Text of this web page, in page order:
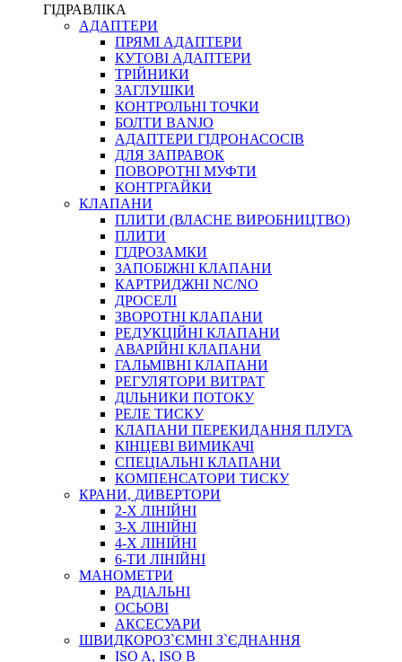
ФІТИНГИ ДІАГНОСТИЧНІ
АКСЕСУАРИ
ТРУБКИ ТА КОМПЛЕКТУЮЧІ
ФІТИНГИ ГІДРАВЛІЧНІ
ФІТИНГИ КОНДИЦІОНЕРНІ
ЗАХИСТ РУКАВІВ
ФІТИНГИ KARCHER
ФІТИНГИ НА ПІДЙОМ КАБІНИ
КОНЕКТОРИ
ХОМУТИ
ЧЕРВ`ЯЧНІ
ПРУЖИННІ
НЕЙЛОНОВІ
ПРОРЕЗИНЕНІ
АВТОТОВАРИ
АВТОХІМІЯ
ДОМКРАТИ
ГІДРАВЛІКА
АДАПТЕРИ
ПРЯМІ АДАПТЕРИ
КУТОВІ АДАПТЕРИ
ТРІЙНИКИ
ЗАГЛУШКИ
КОНТРОЛЬНІ ТОЧКИ
БОЛТИ BANJO
АДАПТЕРИ ГІДРОНАСОСІВ
ДЛЯ ЗАПРАВОК
ПОВОРОТНІ МУФТИ
КОНТРГАЙКИ
КЛАПАНИ
ПЛИТИ (ВЛАСНЕ ВИРОБНИЦТВО)
ПЛИТИ
ГІДРОЗАМКИ
ЗАПОБІЖНІ КЛАПАНИ
КАРТРИДЖНІ NC/NO
ДРОСЕЛІ
ЗВОРОТНІ КЛАПАНИ
РЕДУКЦІЙНІ КЛАПАНИ
АВАРІЙНІ КЛАПАНИ
ГАЛЬМІВНІ КЛАПАНИ
РЕГУЛЯТОРИ ВИТРАТ
ДІЛЬНИКИ ПОТОКУ
РЕЛЕ ТИСКУ
КЛАПАНИ ПЕРЕКИДАННЯ ПЛУГА
КІНЦЕВІ ВИМИКАЧІ
СПЕЦІАЛЬНІ КЛАПАНИ
КОМПЕНСАТОРИ ТИСКУ
КРАНИ, ДИВЕРТОРИ
2-Х ЛІНІЙНІ
3-Х ЛІНІЙНІ
4-Х ЛІНІЙНІ
6-ТИ ЛІНІЙНІ
МАНОМЕТРИ
РАДІАЛЬНІ
ОСЬОВІ
АКСЕСУАРИ
ШВИДКОРОЗ`ЄМНІ З`ЄДНАННЯ
ISO A, ISO B